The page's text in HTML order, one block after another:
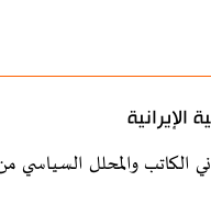
والمحلل السياسي